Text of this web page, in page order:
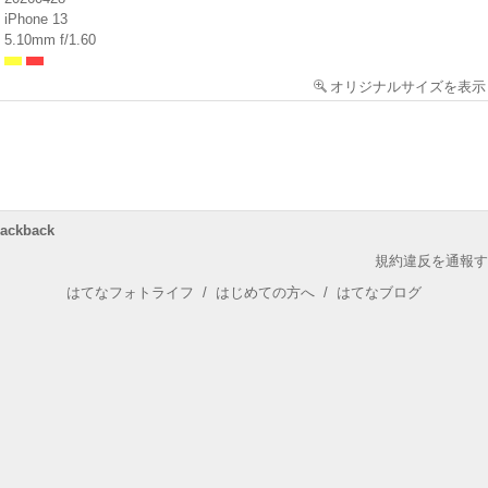
iPhone 13
5.10mm f/1.60
オリジナルサイズを表示
規約違反を通報
はてなフォトライフ / はじめての方へ / はてなブログ